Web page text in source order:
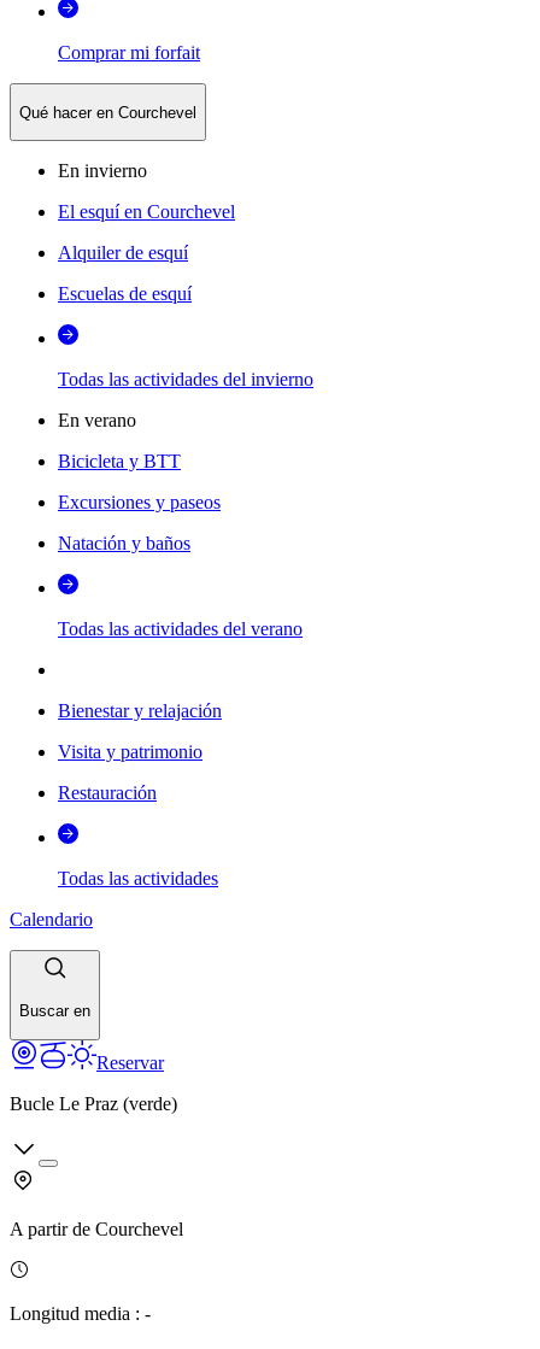
Comprar mi forfait
Qué hacer en Courchevel
En invierno
El esquí en Courchevel
Alquiler de esquí
Escuelas de esquí
Todas las actividades del invierno
En verano
Bicicleta y BTT
Excursiones y paseos
Natación y baños
Todas las actividades del verano
Bienestar y relajación
Visita y patrimonio
Restauración
Todas las actividades
Calendario
Buscar en
Reservar
Bucle Le Praz (verde)
A partir de Courchevel
Longitud media : -